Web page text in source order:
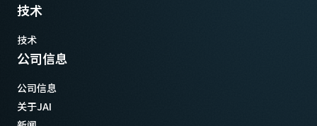
技术
技术
公司信息
公司信息
关于JAI